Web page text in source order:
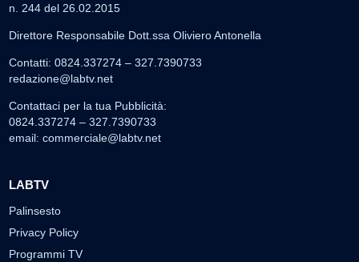
n. 244 del 26.02.2015
Direttore Responsabile Dott.ssa Oliviero Antonella
Contatti: 0824.337274 – 327.7390733
redazione@labtv.net
Contattaci per la tua Pubblicità:
0824.337274 – 327.7390733
email: commerciale@labtv.net
LABTV
Palinsesto
Privacy Policy
Programmi TV